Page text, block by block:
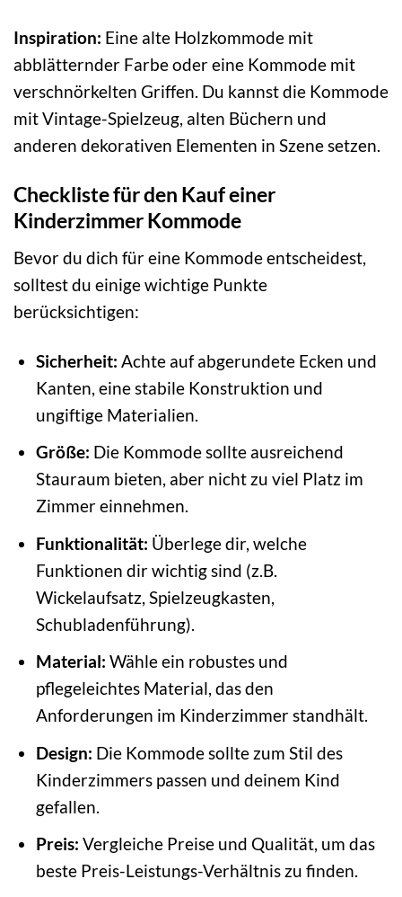
Inspiration: Eine alte Holzkommode mit
abblätternder Farbe oder eine Kommode mit
verschnörkelten Griffen. Du kannst die Kommode
mit Vintage-Spielzeug, alten Büchern und
anderen dekorativen Elementen in Szene setzen.
Checkliste für den Kauf einer
Kinderzimmer Kommode
Bevor du dich für eine Kommode entscheidest,
solltest du einige wichtige Punkte
berücksichtigen:
Sicherheit: Achte auf abgerundete Ecken und
Kanten, eine stabile Konstruktion und
ungiftige Materialien.
Größe: Die Kommode sollte ausreichend
Stauraum bieten, aber nicht zu viel Platz im
Zimmer einnehmen.
Funktionalität: Überlege dir, welche
Funktionen dir wichtig sind (z.B.
Wickelaufsatz, Spielzeugkasten,
Schubladenführung).
Material: Wähle ein robustes und
pflegeleichtes Material, das den
Anforderungen im Kinderzimmer standhält.
Design: Die Kommode sollte zum Stil des
Kinderzimmers passen und deinem Kind
gefallen.
Preis: Vergleiche Preise und Qualität, um das
beste Preis-Leistungs-Verhältnis zu finden.